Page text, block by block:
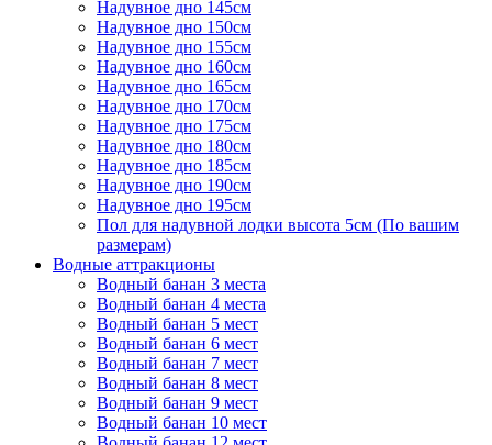
Надувное дно 145см
Надувное дно 150см
Надувное дно 155см
Надувное дно 160см
Надувное дно 165см
Надувное дно 170см
Надувное дно 175см
Надувное дно 180см
Надувное дно 185см
Надувное дно 190см
Надувное дно 195см
Пол для надувной лодки высота 5см (По вашим
размерам)
Водные аттракционы
Водный банан 3 места
Водный банан 4 места
Водный банан 5 мест
Водный банан 6 мест
Водный банан 7 мест
Водный банан 8 мест
Водный банан 9 мест
Водный банан 10 мест